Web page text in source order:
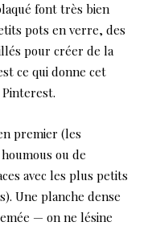
font très bien
pots en verre, des
pour créer de la
ce qui donne cet
premier (les
ou de
avec les plus petits
Une planche dense
— on ne lésine